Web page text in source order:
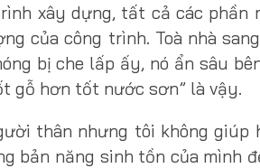
xây dựng, tất cả các
của công trình. Toà nhà
bị che lấp ấy, nó ẩn sâu
gỗ hơn tốt nước sơn” là vậy.
thân nhưng tôi không giúp
bản năng sinh tồn của mình